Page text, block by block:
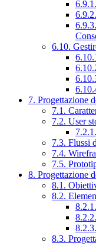
6.10.
7. Progettazione
7.1.
7.2. User
7.3. Flussi
7.4.
7.5.
8. Progettazione
8.1.
8.2.
8.3.